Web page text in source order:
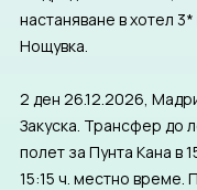
настаняване в хотел
Нощувка.
2 ден 26.12.2026,
Закуска. Трансфер до
полет за Пунта Кана в
15:15 ч. местно време.